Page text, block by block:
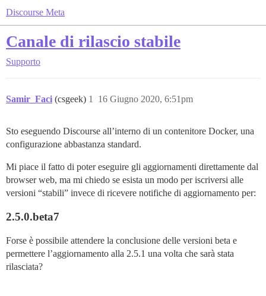
Discourse Meta
Canale di rilascio stabile
Supporto
Samir_Faci (csgeek) 16 Giugno 2020, 6:51pm
1
Sto eseguendo Discourse all’interno di un contenitore Docker, una
configurazione abbastanza standard.
Mi piace il fatto di poter eseguire gli aggiornamenti direttamente dal
browser web, ma mi chiedo se esista un modo per iscriversi alle
versioni “stabili” invece di ricevere notifiche di aggiornamento per:
2.5.0.beta7
Forse è possibile attendere la conclusione delle versioni beta e
permettere l’aggiornamento alla 2.5.1 una volta che sarà stata
rilasciata?